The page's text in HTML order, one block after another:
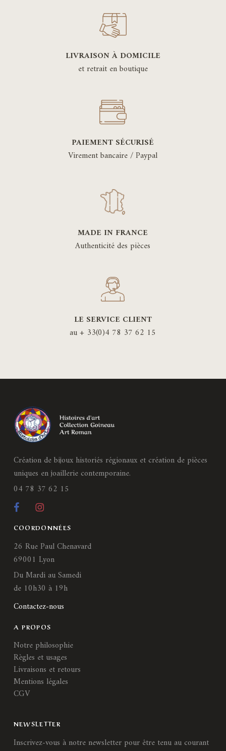
LIVRAISON À DOMICILE
et retrait en boutique
PAIEMENT SÉCURISÉ
Virement bancaire / Paypal
MADE IN FRANCE
Authenticité des pièces
LE SERVICE CLIENT
au + 33(0)4 78 37 62 15
Création de bijoux historiés régionaux et création de pièces
uniques en joaillerie contemporaine.
04 78 37 62 15
COORDONNÉES
26 Rue Paul Chenavard
69001 Lyon
Du Mardi au Samedi
de 10h30 à 19h
Contactez-nous
A PROPOS
Notre philosophie
Règles et usages
Livraisons et retours
Mentions légales
CGV
NEWSLETTER
Inscrivez-vous à notre newsletter pour être tenu au courant